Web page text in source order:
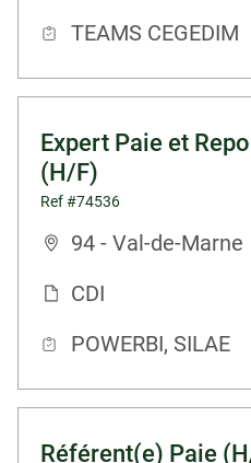
TEAMS CEGEDIM
Expert Paie et
(H/F)
Ref #74536
94 - Val-de-Marne
CDI
POWERBI, SILAE
Référent(e) Paie